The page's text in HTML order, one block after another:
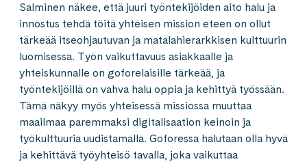
Salminen näkee, että juuri työntekijöiden aito halu ja
innostus tehdä töitä yhteisen mission eteen on ollut
tärkeää itseohjautuvan ja matalahierarkkisen kulttuurin
luomisessa. Työn vaikuttavuus asiakkaalle ja
yhteiskunnalle on goforelaisille tärkeää, ja
työntekijöillä on vahva halu oppia ja kehittyä työssään.
Tämä näkyy myös yhteisessä missiossa muuttaa
maailmaa paremmaksi digitalisaation keinoin ja
työkulttuuria uudistamalla. Goforessa halutaan olla hyvä
ja kehittävä työyhteisö tavalla, joka vaikuttaa